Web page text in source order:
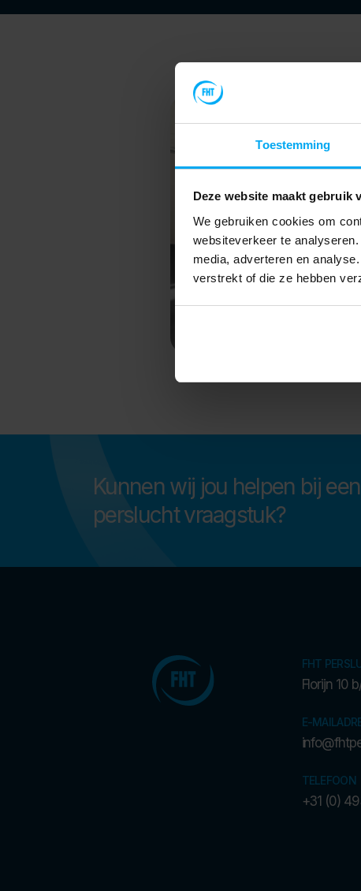
Toestemming
Deze website maakt gebruik
We gebruiken cookies om
websiteverkeer te
media, adverteren en
verstrekt of die ze hebben
Kunnen wij jou helpen bij een
perslucht vraagstuk?
FHT
Florijn 10
E-
TELEFOON
+31 (0)